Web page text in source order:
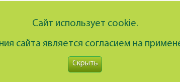
Сайт использует cookie.
сайта является согласием на
Скрыть